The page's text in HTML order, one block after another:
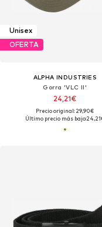
Unisex
OFERTA
ALPHA INDUSTRIES
Gorra 'VLC II'
24,21€
Precio original: 29,90€
Último precio más bajo: